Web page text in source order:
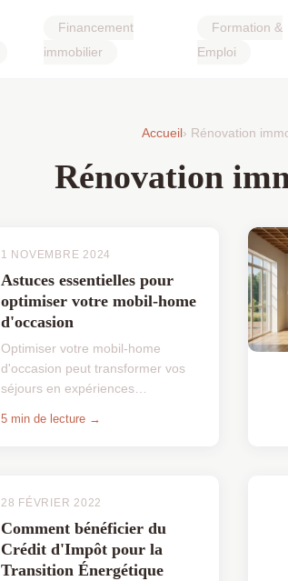
Financement
immobilier
Formation &
Emploi
Accueil › Rénovation
Rénovation
1 NOVEMBRE 2024
Astuces essentielles pour
optimiser votre mobil-home
d'occasion
Optimiser votre mobil-home
d'occasion peut transformer vos
séjours en expériences
5 min de lecture →
28 FÉVRIER 2022
Comment bénéficier du
Crédit d'Impôt pour la
Transition Énergétique